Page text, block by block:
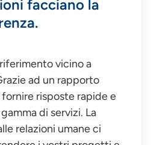
facciano la
vicino a
ad un rapporto
risposte rapide e
di servizi. La
relazioni umane ci